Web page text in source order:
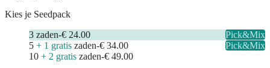
Kies je Seedpack
3 zaden-€ 24.00
Pick&Mix
5 + 1 gratis zaden-€ 34.00
Pick&Mix
10 + 2 gratis zaden-€ 49.00